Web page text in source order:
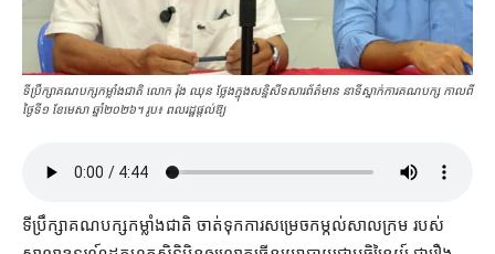
ទីប្រឹក្សា​គណបក្ស​កម្លាំង​ជាតិ លោក រ៉ុង ឈុន ថ្លែងក្នុង​សន្និសីទ​សារព័ត៌មាន នាទីស្នាក់ការគណបក្ស កាលពី​
ថ្ងៃទី​១ ខែមេសា ឆ្នាំ​២០២៦។ រូប៖ ពលរដ្ឋផ្ដល់ឱ្យ
ទីប្រឹក្សា​គណបក្ស​កម្លាំង​ជាតិ ចាត់ទុក​ការសម្រេច​កម្កល់​សាលក្រម របស់​